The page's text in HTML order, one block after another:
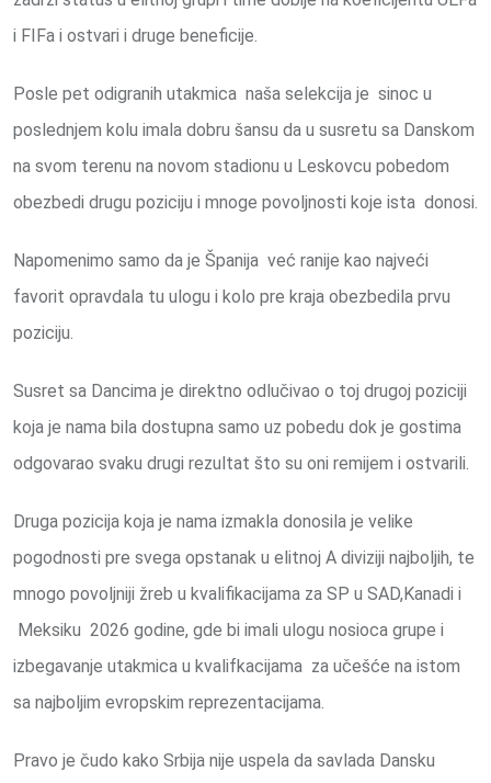
i FIFa i ostvari i druge beneficije.
Posle pet odigranih utakmica naša selekcija je sinoc u
poslednjem kolu imala dobru šansu da u susretu sa Danskom
na svom terenu na novom stadionu u Leskovcu pobedom
obezbedi drugu poziciju i mnoge povoljnosti koje ista donosi.
Napomenimo samo da je Španija već ranije kao najveći
favorit opravdala tu ulogu i kolo pre kraja obezbedila prvu
poziciju.
Susret sa Dancima je direktno odlučivao o toj drugoj poziciji
koja je nama bila dostupna samo uz pobedu dok je gostima
odgovarao svaku drugi rezultat što su oni remijem i ostvarili.
Druga pozicija koja je nama izmakla donosila je velike
pogodnosti pre svega opstanak u elitnoj A diviziji najboljih, te
mnogo povoljniji žreb u kvalifikacijama za SP u SAD,Kanadi i
Meksiku 2026 godine, gde bi imali ulogu nosioca grupe i
izbegavanje utakmica u kvalifkacijama za učešće na istom
sa najboljim evropskim reprezentacijama.
Pravo je čudo kako Srbija nije uspela da savlada Dansku